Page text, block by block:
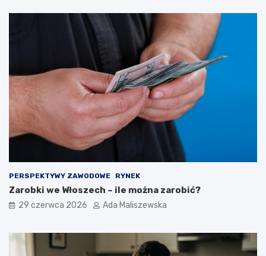
PERSPEKTYWY ZAWODOWE RYNEK
Zarobki we Włoszech – ile można zarobić?
29 czerwca 2026 Ada Maliszewska